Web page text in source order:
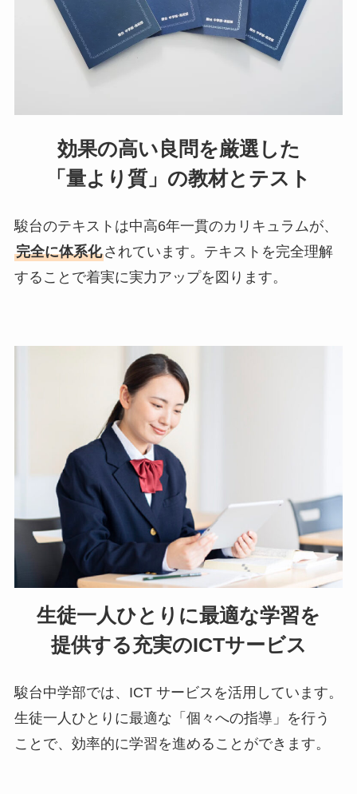
効果の高い良問を厳選した
「量より質」の教材とテスト
駿台のテキストは中高6年一貫のカリキュラムが、
完全に体系化されています。 テキストを完全理解
することで着実に実力アップを図ります。
生徒一人ひとりに最適な学習を
提供する充実のICTサービス
駿台中学部では、ICT サービスを活用しています。
生徒一人ひとりに最適な「個々への指導」を行う
ことで、効率的に学習を進めることができます。